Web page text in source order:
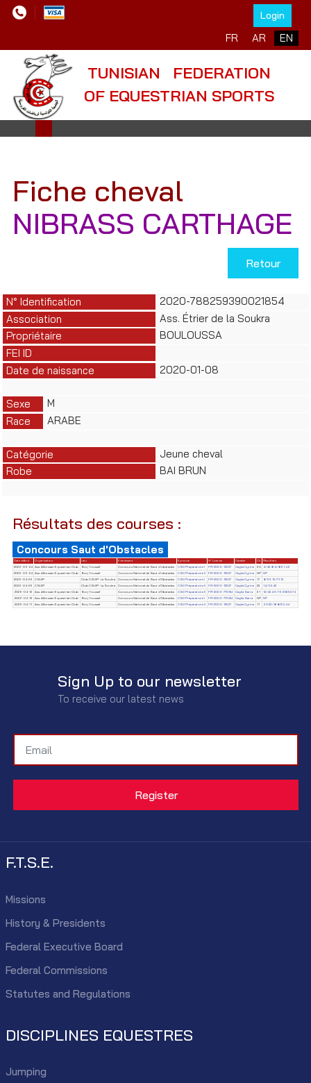
Login
Select your language
FR AR EN
TUNISIAN FEDERATION
OF EQUESTRIAN SPORTS
Fiche cheval
NIBRASS CARTHAGE
Retour
N° Identification
2020-788259390021854
Association
Ass. Étrier de la Soukra
Propriétaire
BOULOUSSA
FEI ID
Date de naissance
2020-01-08
Sexe
M
Race
ARABE
Catégorie
Jeune cheval
Robe
BAI BRUN
Résultats des courses :
Concours Saut d'Obstacles
Date début Organisateur Lieu Evènement Epreuve N° License Cavalier Clt
Résultats
2026-05-24 Ass. Alforssan Equestrian Club Borj Youssef Concours National de Saut d'obstacles CSO Préparatoire I FR-2009-12327 Ceglia Cyrine 30
4/42.8/4/8/31.46
2026-05-24 Ass. Alforssan Equestrian Club Borj Youssef Concours National de Saut d'obstacles CSO Préparatoire II FR-2009-12327 Ceglia Cyrine NP NP
2026-04-26
CSUIP Club CSUIP- La Soukra Concours National de Saut d'Obstacles CSO Préparatoire I FR-2009-12327 Ceglia Cyrine 17
8/63.13/71.13
2026-04-26
CSUIP Club CSUIP- La Soukra Concours National de Saut d'Obstacles CSO Préparatoire II FR-2009-12327 Ceglia Cyrine 23
14/52.42
2026-04-12
Ass. Alforssan Equestrian Club Borj Youssef Concours National de Saut d'Obstacles CSO Préparatoire II FR-2009-77084 Ceglia Sarra 31
12/42.49/16/28/32.74
2026-04-12
Ass. Alforssan Equestrian Club Borj Youssef Concours National de Saut d'Obstacles CSO Préparatoire I FR-2009-77084 Ceglia Sarra NP NP
2026-04-11
Ass. Alforssan Equestrian Club Borj Youssef Concours National de Saut d'Obstacles CSO Préparatoire II FR-2009-12327 Ceglia Cyrine 11 50.23/8/8/30.44
Sign Up to our newsletter
To receive our latest news
F.T.S.E.
Missions
History & Presidents
Federal Executive Board
Federal Commissions
Statutes and Regulations
DISCIPLINES EQUESTRES
Jumping